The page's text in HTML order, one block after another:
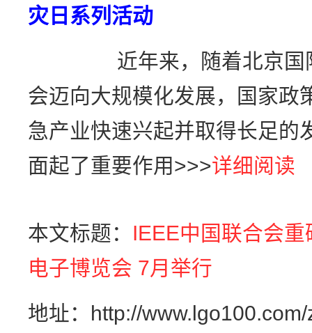
灾日系列活动
近年来，随着北京国际
会迈向大规模化发展，国家政
急产业快速兴起并取得长足的
面起了重要作用>>>详细阅读
本文标题： IEEE中国联合会
电子博览会 7月举行
地址：http://